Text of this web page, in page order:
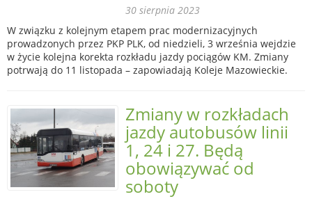
30 sierpnia 2023
W związku z kolejnym etapem prac modernizacyjnych
prowadzonych przez PKP PLK, od niedzieli, 3 września wejdzie
w życie kolejna korekta rozkładu jazdy pociągów KM. Zmiany
potrwają do 11 listopada – zapowiadają Koleje Mazowieckie.
Zmiany w rozkładach
jazdy autobusów linii
1, 24 i 27. Będą
obowiązywać od
soboty